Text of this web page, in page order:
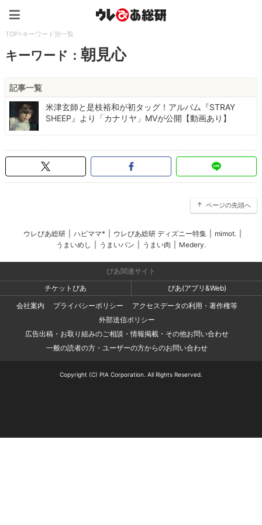
TOP>キーワード別一覧
キーワード：朝見心
記事一覧
米津玄師と是枝裕和が初タッグ！アルバム『STRAY
SHEEP』より「カナリヤ」MVが公開【動画あり】
ページの先頭へ
ウレぴあ総研 ハピママ* ウレぴあ総研 ディズニー特集 mimot.
うまいめし
うまいパン うまい肉 Medery.
ぴあ関連サイト
チケットぴあ
ぴあ(アプリ&Web)
会社案内
プライバシーポリシー
アクセスデータの利用・著作権等
外部送信ポリシー
広告出稿・お取り組みのご相談・情報掲載・その他お問い合わせ
一般の読者の方・ユーザーの方からのお問い合わせ
Copyright (C) PIA Corporation. All Rights Reserved.